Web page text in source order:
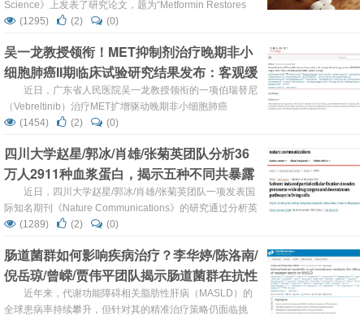
Science》上发表了研究论文，题为“Metformin Restores
Mitochondrial Function and Neurogenesis in POLG
用源自患者的诱导多能干细胞（iPSC）构建的皮质类器官
被用于模拟 POLG 相关...
(1295) (2) (0)
吴一龙教授领衔！MET抑制剂治疗晚期非小
细胞肺癌II期临床试验研究结果发布：客观缓
解率为48.8%，疾病控制率为77.9%
近日，广东省人民医院吴一龙教授领衔的一项伯瑞替尼
（Vebreltinib）治疗MET扩增驱动晚期非小细胞肺癌
（NSCLC）的KUNPENG II期临床试验研究结果发表于国际
项多中心临床研究显示：伯瑞替尼在MET扩增晚期NSCLC
患者中表现出显著抗肿瘤活性和可控的安全性。在86例患者
中，客观缓解率达到48.8%，中位缓解持续...
(1454) (2) (0)
四川大学赵星/郭冰/肖雄/张菊英团队分析36
万人2911种血浆蛋白，揭示五种不同共暴露
模式影响心血管代谢疾病的机制
近日，四川大学赵星/郭冰/肖雄/张菊英团队一项发表国
际知名期刊《Nature Communications》的研究通过分析英
国生物样本库中超36万人的多维度数据，识别出五种不同的
谢疾病的机制。 其中，“社会剥夺”模式对健康的危害最大
——处于这种环境中的人患心血管代谢疾病的风险比参照组
高出15%-40%。研究人员首次发现CDCP1...
(1289) (2) (0)
肠道菌群如何影响疾病治疗？李华婷/陈洛南/
倪岳琼/曾嵘/贾伟平团队揭示肠道菌群在抗性
淀粉干预相关肝病疗效异质性中的核心作用
近年来，代谢功能障碍相关脂肪性肝病（MASLD）的
全球患病率持续攀升，但针对其的精准治疗策略仍面临挑